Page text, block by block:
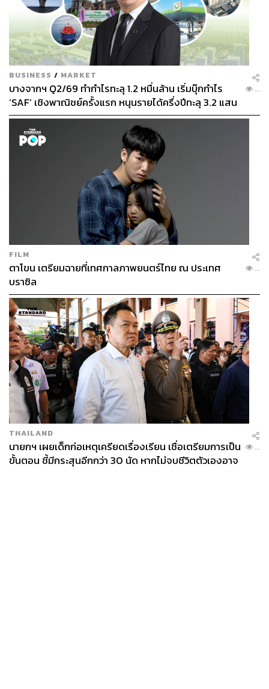
BUSINESS / MARKET
บางจากฯ Q2/69 ทำกำไรทะลุ 1.2 หมื่นล้าน เริ่มบุ๊กกำไร
‘SAF’ เชิงพาณิชย์ครั้งแรก หนุนรายได้ครึ่งปีทะลุ 3.2 แสน
ล้าน
...
FILM
ตาโขน เตรียมฉายที่เทศกาลภาพยนตร์ไทย ณ ประเทศ
บราซิล
...
THAILAND
นายกฯ เผยเด็กก่อเหตุเครียดเรื่องเรียน เชื่อเตรียมการเป็น
ขั้นตอน ชี้มีกระสุนอีกกว่า 30 นัด หากไม่จบชีวิตตัวเองอาจ
...